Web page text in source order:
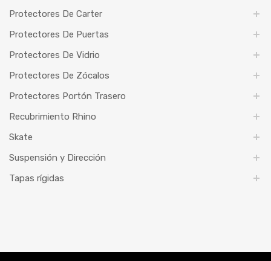
Protectores De Carter
Protectores De Puertas
Protectores De Vidrio
Protectores De Zócalos
Protectores Portón Trasero
Recubrimiento Rhino
Skate
Suspensión y Dirección
Tapas rígidas